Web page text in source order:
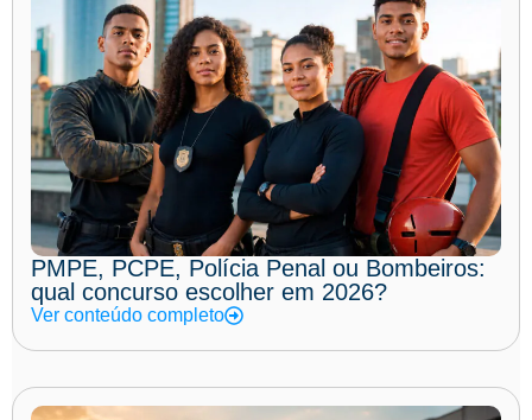
PMPE, PCPE, Polícia Penal ou Bombeiros:
qual concurso escolher em 2026?
Ver conteúdo completo